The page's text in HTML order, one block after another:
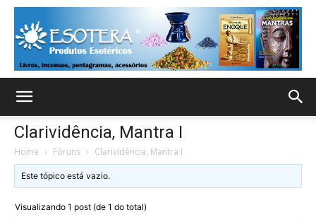
Clarividência, Mantra I
Home › Fóruns › Clarividência, Mantra I
Este tópico está vazio.
Visualizando 1 post (de 1 do total)